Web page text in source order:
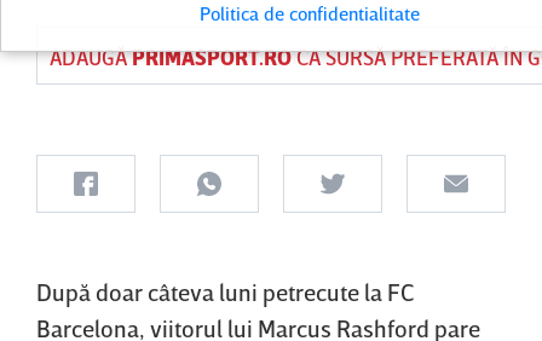
ADAUGĂPRIMASPORT.ROCA SURSĂ PREFERATĂ ÎN
După doar câteva luni petrecute la FC
Barcelona, viitorul lui Marcus Rashford pare
Politica de confidentialitate